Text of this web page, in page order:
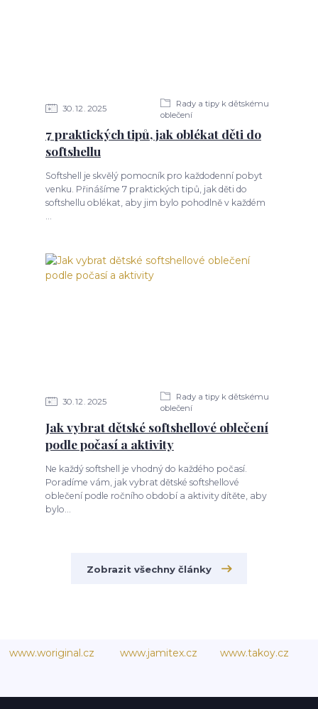
30 12 2025
Rady a tipy k dětskému
oblečení
7 praktických tipů, jak oblékat děti do
softshellu
Softshell je skvělý pomocník pro každodenní pobyt
venku. Přinášíme 7 praktických tipů, jak děti do
softshellu oblékat, aby jim bylo pohodlně v každém
...
30 12 2025
Rady a tipy k dětskému
oblečení
Jak vybrat dětské softshellové oblečení
podle počasí a aktivity
Ne každý softshell je vhodný do každého počasí.
Poradíme vám, jak vybrat dětské softshellové
oblečení podle ročního období a aktivity dítěte, aby
bylo...
Zobrazit všechny články
www.woriginal.cz www.jamitex.cz www.takoy.cz